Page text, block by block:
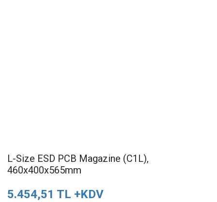
L-Size ESD PCB Magazine (C1L),
460x400x565mm
5.454,51 TL +KDV